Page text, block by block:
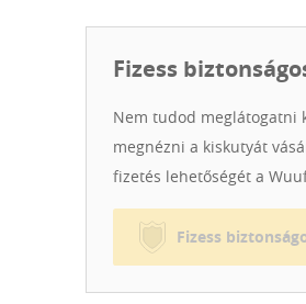
legfontosabb szempont,
versenyzési szándék előny,
feltételezzük, hogy
fajta. A kölyköket minden
tartási, nevelési és edzési
ellenfélként tekintünk a
Fizess
Nem tudod meglátogatni
megnézni a kiskutyát
fizetés lehetőségét a
Fizess